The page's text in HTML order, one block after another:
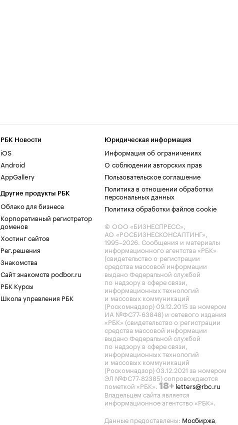
РБК Новости
iOS
Android
AppGallery
Другие продукты РБК
Облако для бизнеса
Корпоративный регистратор
доменов
Хостинг сайтов
Рег.решения
Знакомства
Сайт знакомств podbor.ru
РБК Курсы
Школа управления РБК
Юридическая информация
Информация об ограничениях
О соблюдении авторских прав
Пользовательское соглашение
Политика в отношении обработки
персональных данных
Политика обработки файлов cookie
© ООО «БИЗНЕСПРЕСС»,
АО «РОСБИЗНЕСКОНСАЛТИНГ»,
1995–2026. Сообщения и материалы
информационного агентства «РБК»
(свидетельство о регистрации
средства массовой информации
выдано Федеральной службой
по надзору в сфере связи,
информационных технологий
и массовых коммуникаций
(Роскомнадзор) 09.12.2015 за номером
ИА №ФС77-63848) и сетевого издания
«РБК» (свидетельство о регистрации
средства массовой информации
выдано Федеральной службой
по надзору в сфере связи,
информационных технологий
и массовых коммуникаций
(Роскомнадзор) 03.12.2021 за номером
ЭЛ №ФС77-82385) сопровождаются
пометкой «РБК». 18+ letters@rbc.ru
Владельцем сайта является
информационное агентство «РБК».
Данные предоставлены: Мосбиржа,